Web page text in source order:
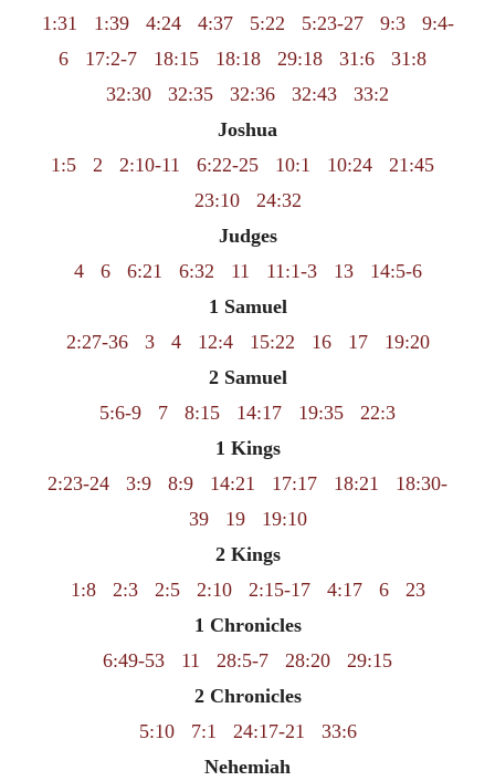
1:31
1:39 4:24 4:37 5:22 5:23-27 9:3
9:4-
6
17:2-7 18:15 18:18 29:18 31:6
31:8
32:30
32:35 32:36 32:43
33:2
Joshua
1:5
2 2:10-11 6:22-25 10:1 10:24
21:45
23:10
24:32
Judges
4
6 6:21 6:32 11 11:1-3 13
14:5-6
1 Samuel
2:27-36
3 4 12:4 15:22 16 17
19:20
2 Samuel
5:6-9
7 8:15 14:17 19:35
22:3
1 Kings
2:23-24
3:9 8:9 14:21 17:17 18:21
18:30-
39
19
19:10
2 Kings
1:8
2:3 2:5 2:10 2:15-17 4:17 6
23
1 Chronicles
6:49-53
11 28:5-7 28:20
29:15
2 Chronicles
5:10
7:1 24:17-21
33:6
Nehemiah